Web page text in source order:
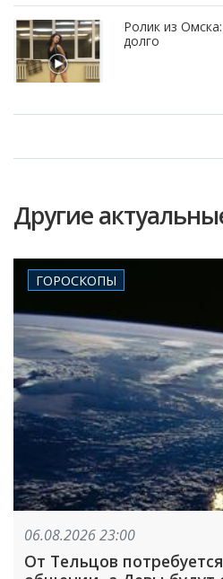
Ролик из
долго
Другие
ГОРОСКОПЫ
06.08.2026 23:00
От Тельцов